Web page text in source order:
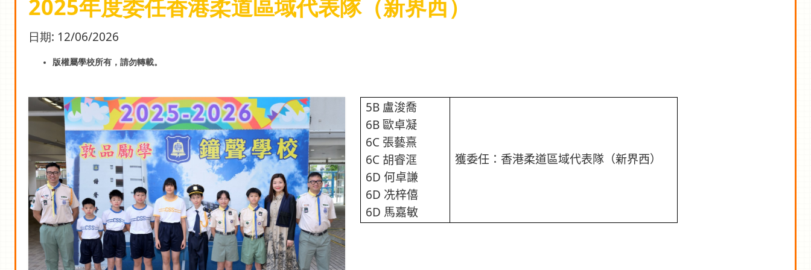
2025年度委任香港柔道區域代表隊（新界西）
日期: 12/06/2026
版權屬學校所有，請勿轉載。
5B 盧浚喬
6B 歐卓凝
6C 張藝熹
6C 胡睿洭
6D 何卓謙
6D 冼梓僖
6D 馬嘉敏
獲委任：香港柔道區域代表隊（新界西）